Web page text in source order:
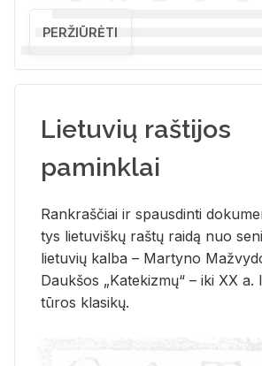
PERŽIŪRĖTI
Lietuvių raštijos
paminklai
Rank­raš­čiai ir spaus­din­ti
tys lie­tu­viš­kų raš­tų rai­dą nuo
lie­tu­vių kal­ba – Mar­ty­no
Dauk­šos „Ka­te­kiz­mų“ – iki XX
tū­ros kla­si­kų.